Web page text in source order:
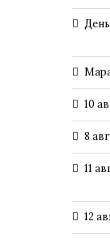
10
8
11
12